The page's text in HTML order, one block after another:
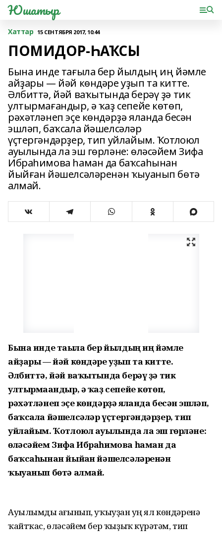
Юшатыр
Хаттар 15 СЕНТЯБРЯ 2017, 10:44
ПОМИДОР-ҺАҠСЫ
Бына инде тағыла бер йылдың иң йәмле
айҙары — йәй көндәре уҙып та китте.
Әлбиттә, йәй ваҡытында берәү ҙә тик
ултырмағандыр, ә ҡаҙ сепейе көтөп,
рәхәтләнеп эҫе көндәрҙә яланда бесән
эшләп, баҡсала йәшелсәләр
үҫтергәндәрҙер, тип уйлайым. Ҡотлоюл
ауылында ла эш гөрләне: өләсәйем Зифа
Ибраһимова һаман да баҡсаһынан
йыйған йәшелсәләренән ҡыуанып бөтә
алмай.
Бына инде тағыла бер йылдың иң йәмле
айҙары — йәй көндәре уҙып та китте.
Әлбиттә, йәй ваҡытында берәү ҙә тик
ултырмағандыр, ә ҡаҙ сепейе көтөп,
рәхәтләнеп эҫе көндәрҙә яланда бесән эшләп,
баҡсала йәшелсәләр үҫтергәндәрҙер, тип
уйлайым. Ҡотлоюл ауылында ла эш гөрләне:
өләсәйем Зифа Ибраһимова һаман да
баҡсаһынан йыйған йәшелсәләренән
ҡыуанып бөтә алмай.
Ауылымды һағынып, уҡыуҙан һуң ял көндәренә
ҡайтҡас, өләсәйем бер ҡыҙыҡ күрһәтәм, тип